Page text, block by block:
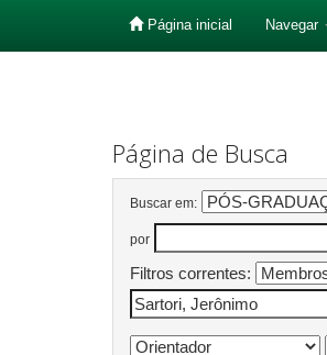
Página inicial Navegar
Página de Busca
Buscar em:
por
Filtros correntes: